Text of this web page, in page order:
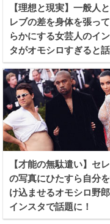
【理想と現実】一般人
レブの差を身体を張っ
らかにする女芸人のイ
タがオモシロすぎると
に！
【才能の無駄遣い】セ
の写真にひたすら自分
け込ませるオモシロ野
インスタで話題に！